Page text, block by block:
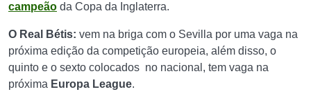
campeão da Copa da Inglaterra.
O Real Bétis: vem na briga com o Sevilla por uma vaga na
próxima edição da competição europeia, além disso, o
quinto e o sexto colocados no nacional, tem vaga na
próxima Europa League.